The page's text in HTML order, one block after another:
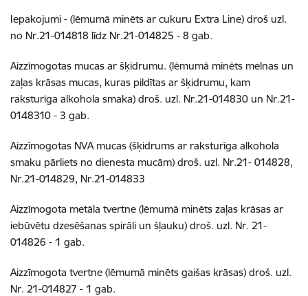
Iepakojumi - (lēmumā minēts ar cukuru Extra Line) droš uzl.
no Nr.21-014818 līdz Nr.21-014825 - 8 gab.
Aizzīmogotas mucas ar šķidrumu. (lēmumā minēts melnas un
zaļas krāsas mucas, kuras pildītas ar šķidrumu, kam
raksturīga alkohola smaka) droš. uzl. Nr.21-014830 un Nr.21-
0148310 - 3 gab.
Aizzīmogotas NVA mucas (šķidrums ar raksturīga alkohola
smaku pārliets no dienesta mucām) droš. uzl. Nr.21- 014828,
Nr.21-014829, Nr.21-014833
Aizzīmogota metāla tvertne (lēmumā minēts zaļas krāsas ar
iebūvētu dzesēšanas spirāli un šļauku) droš. uzl. Nr. 21-
014826 - 1 gab.
Aizzīmogota tvertne (lēmumā minēts gaišas krāsas) droš. uzl.
Nr. 21-014827 - 1 gab.